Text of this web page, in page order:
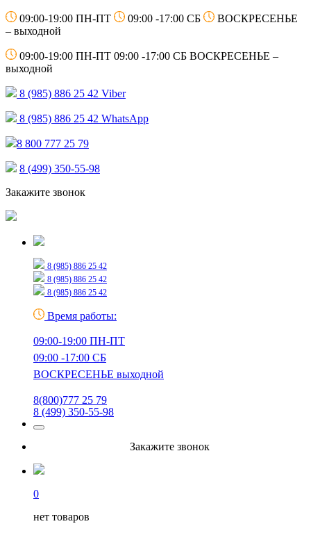
09:00-19:00 ПН-ПТ 09:00 -17:00 СБ
ВОСКРЕСЕНЬЕ
– выходной
09:00-19:00 ПН-ПТ 09:00 -17:00 СБ ВОСКРЕСЕНЬЕ –
выходной
8 (985) 886 25 42 Viber
8 (985) 886 25 42 WhatsApp
8 800 777 25 79
8 (499) 350-55-98
Закажите звонок
8 (985) 886 25 42
8 (985) 886 25 42
8 (985) 886 25 42
Время работы:
09:00-19:00 ПН-ПТ
09:00 -17:00 СБ
ВОСКРЕСЕНЬЕ выходной
8(800)777 25 79
8 (499) 350-55-98
Закажите звонок
0
нет товаров